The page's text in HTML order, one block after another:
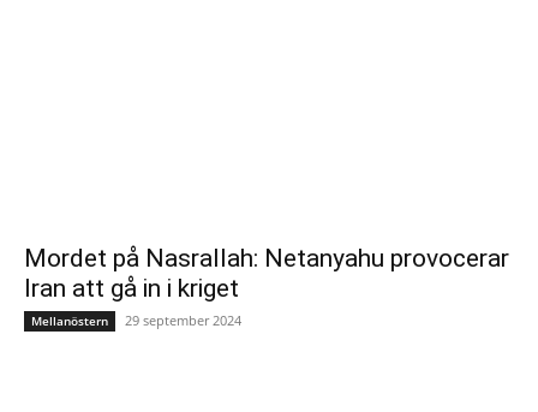
Mordet på Nasrallah: Netanyahu provocerar
Iran att gå in i kriget
Mellanöstern 29 september 2024